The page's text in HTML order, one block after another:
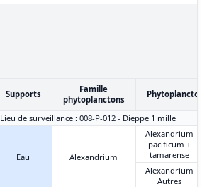
Supports
Famille
phytoplanctons
Phytoplanctons
Lieu de surveillance : 008-P-012 - Dieppe 1 mille
Eau Alexandrium
Alexandrium
pacificum +
tamarense
Alexandrium
Autres